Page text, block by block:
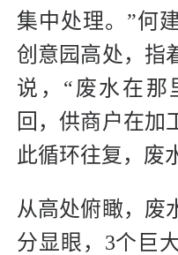
集中处理。”何
创意园高处，指
说，“废水在那
回，供商户在加
此循环往复，废
从高处俯瞰，废
分显眼，3个巨